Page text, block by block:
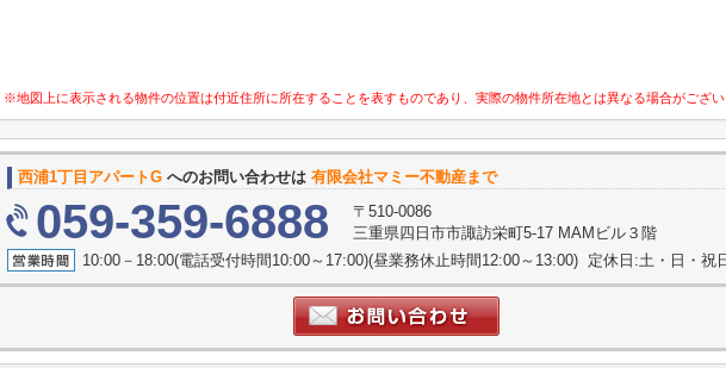
※地図上に表示される物件の位置は付近住所に所在することを表すものであり、実際の物件所在地とは異なる場合がござい
西浦1丁目アパートG へのお問い合わせは 有限会社マミー不動産まで
059-359-6888
〒510-0086
三重県四日市市諏訪栄町5-17 MAMビル３階
10:00－18:00(電話受付時間10:00～17:00)(昼業務休止時間12:00～13:00) 定休日:土・日・祝